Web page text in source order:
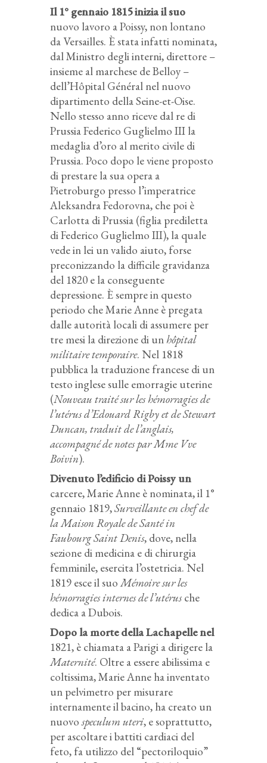
Il 1° gennaio 1815 inizia il suo
nuovo lavoro a Poissy, non lontano
da Versailles. È stata infatti nominata,
dal Ministro degli interni, direttore –
insieme al marchese de Belloy –
dell’Hôpital Général nel nuovo
dipartimento della Seine-et-Oise.
Nello stesso anno riceve dal re di
Prussia Federico Guglielmo III la
medaglia d’oro al merito civile di
Prussia. Poco dopo le viene proposto
di prestare la sua opera a
Pietroburgo presso l’imperatrice
Aleksandra Fedorovna, che poi è
Carlotta di Prussia (figlia prediletta
di Federico Guglielmo III), la quale
vede in lei un valido aiuto, forse
preconizzando la difficile gravidanza
del 1820 e la conseguente
depressione. È sempre in questo
periodo che Marie Anne è pregata
dalle autorità locali di assumere per
tre mesi la direzione di unhôpital
militaire temporaire. Nel 1818
pubblica la traduzione francese di un
testo inglese sulle emorragie uterine
(Nouveau traité sur les hémorragies de
l’utérus d’Edouard Rigby et de Stewart
Duncan, traduit de l’anglais,
accompagné de notes par Mme Vve
Boivin).
Divenuto l’edificio di Poissy un
carcere, Marie Anne è nominata, il 1°
gennaio 1819,Surveillante en chef de
la Maison Royale de Santé in
Faubourg Saint Denis, dove, nella
sezione di medicina e di chirurgia
femminile, esercita l’ostetricia. Nel
1819 esce il suoMémoire sur les
hémorragies internes de l’utérusche
dedica a Dubois.
Dopo la morte della Lachapelle nel
1821, è chiamata a Parigi a dirigere la
Maternité. Oltre a essere abilissima e
coltissima, Marie Anne ha inventato
un pelvimetro per misurare
internamente il bacino, ha creato un
nuovospeculum uteri, e soprattutto,
per ascoltare i battiti cardiaci del
feto, fa utilizzo del “pectoriloquio”